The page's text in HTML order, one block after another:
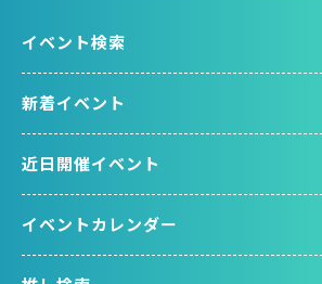
イベント検索
新着イベント
近日開催イベント
イベントカレンダー